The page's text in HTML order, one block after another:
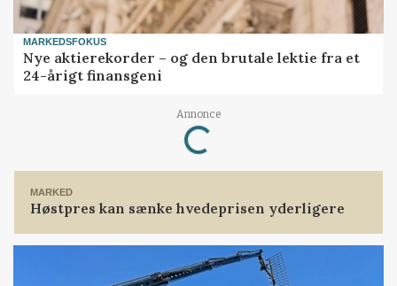
MARKEDSFOKUS
Nye aktierekorder – og den brutale lektie fra et
24-årigt finansgeni
Annonce
Loading...
MARKED
Høstpres kan sænke hvedeprisen yderligere